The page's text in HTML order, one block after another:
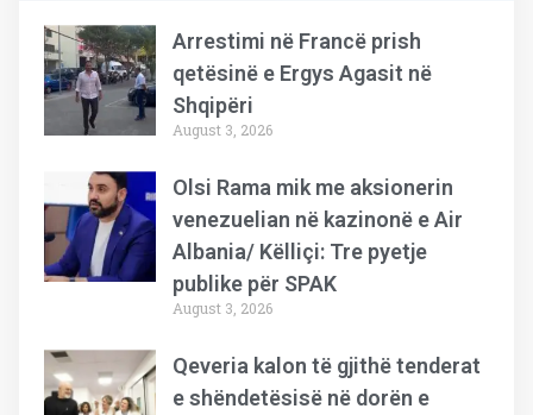
Arrestimi në Francë prish
qetësinë e Ergys Agasit në
Shqipëri
August 3, 2026
Olsi Rama mik me aksionerin
venezuelian në kazinonë e Air
Albania/ Këlliçi: Tre pyetje
publike për SPAK
August 3, 2026
Qeveria kalon të gjithë tenderat
e shëndetësisë në dorën e